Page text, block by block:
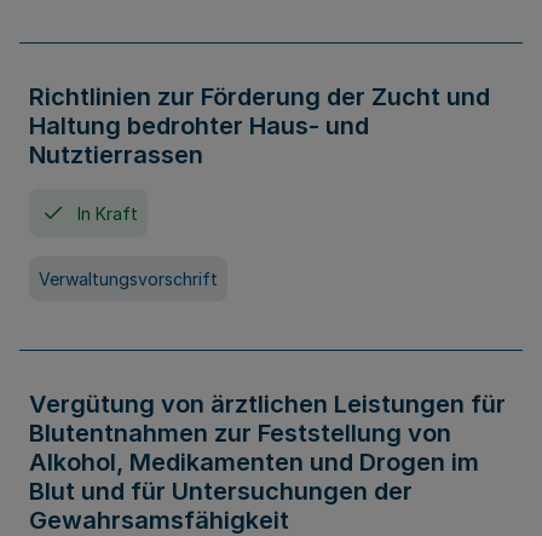
Richtlinien zur Förderung der Zucht und
Haltung bedrohter Haus- und
Nutztierrassen
In Kraft
Verwaltungsvorschrift
Vergütung von ärztlichen Leistungen für
Blutentnahmen zur Feststellung von
Alkohol, Medikamenten und Drogen im
Blut und für Untersuchungen der
Gewahrsamsfähigkeit